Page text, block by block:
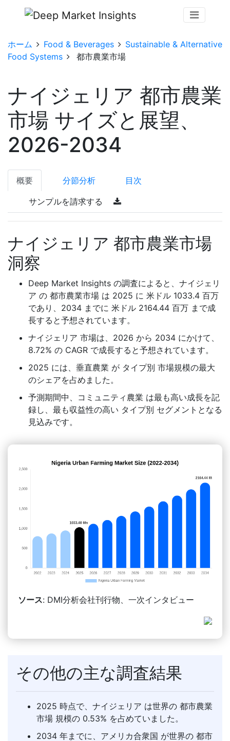
ホーム Food & Beverages
Sustainable & Alternative
Food Systems
都市農業市場
ナイジェリア 都市農業
市場 サイズと展望、
2026-2034
概要 分節分析 目次
サンプルを請求する
ナイジェリア 都市農業市場
洞察
Deep Market Insights の調査によると、ナイジェリ
ア の 都市農業市場 は 2025 に 米ドル 1033.4 百万
であり、2034 までに 米ドル 2164.44 百万 まで成
長すると予想されています。
ナイジェリア 市場は、2026 から 2034 にかけて、
8.72% の CAGR で成長すると予想されています。
2025 には、垂直農業 が タイプ別 市場規模の最大
のシェアを占めました。
予測期間中、コミュニティ農業 は最も高い成長を記
録し、最も収益性の高い タイプ別 セグメントとなる
見込みです。
ソース: DMI分析会社刊行物、一次インタビュー
その他の主な調査結果
2025 時点で、ナイジェリア は世界の 都市農業
市場 規模の 0.53% を占めていました。
2034 年までに、アメリカ合衆国 が世界の 都市